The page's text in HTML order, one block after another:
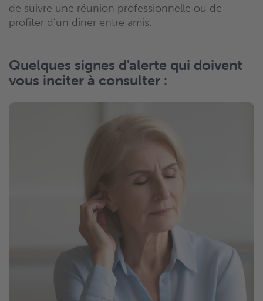
de suivre une réunion professionnelle ou de
profiter d’un dîner entre amis.
Quelques signes d'alerte qui doivent
vous inciter à consulter :